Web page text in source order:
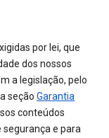
por lei, que
dos nossos
a legislação, pelo
seção Garantia
conteúdos
e para